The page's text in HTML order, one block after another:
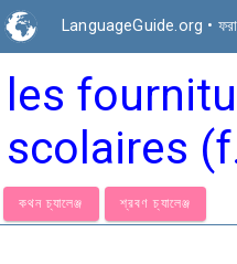
LanguageGuide.org •
les
scolaires